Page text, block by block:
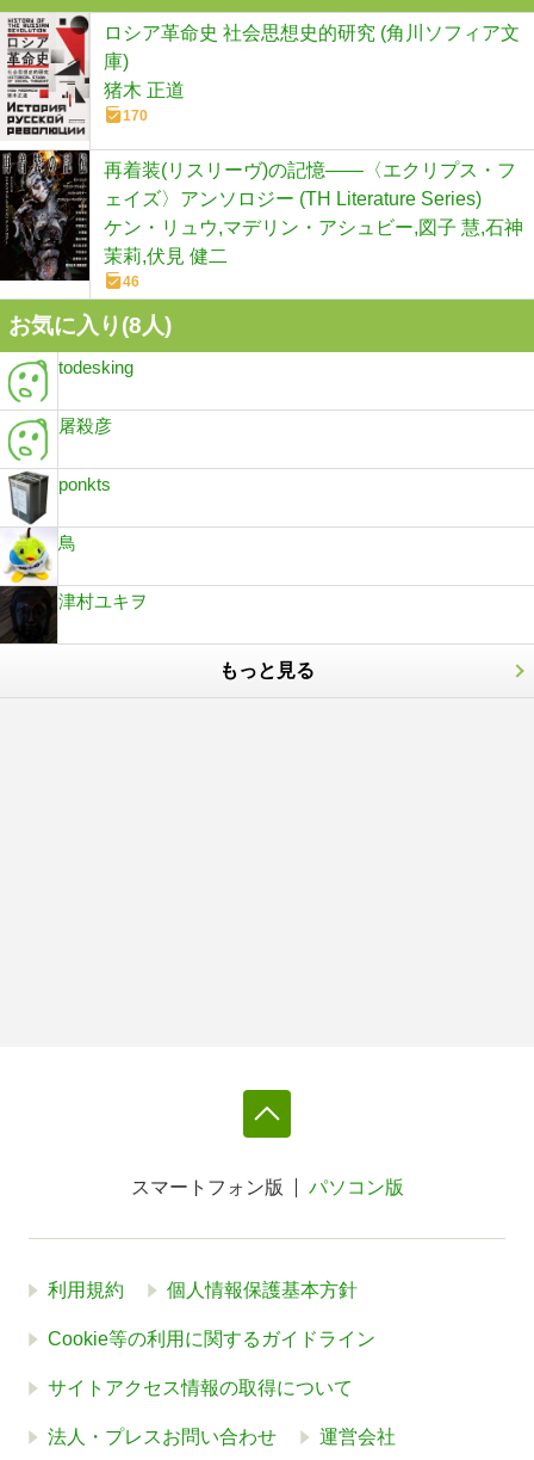
ロシア革命史 社会思想史的研究 (角川ソフィア文
庫)
猪木 正道
170
再着装(リスリーヴ)の記憶――〈エクリプス・フ
ェイズ〉アンソロジー (TH Literature Series)
ケン・リュウ,マデリン・アシュビー,図子 慧,石神
茉莉,伏見 健二
46
お気に入り(8人)
todesking
屠殺彦
ponkts
鳥
津村ユキヲ
もっと見る
スマートフォン版 パソコン版
利用規約 個人情報保護基本方針
Cookie等の利用に関するガイドライン
サイトアクセス情報の取得について
法人・プレスお問い合わせ 運営会社